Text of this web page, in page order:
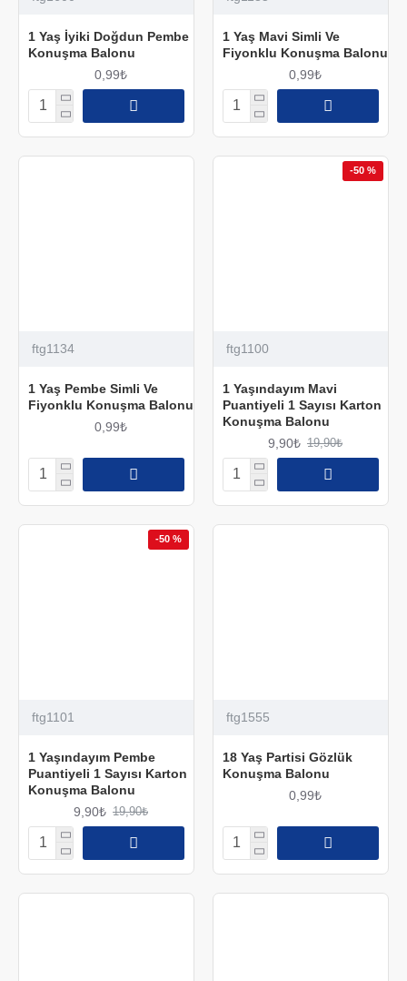
1 Yaş İyiki Doğdun Pembe
Konuşma Balonu
0,99₺
1 Yaş Mavi Simli Ve
Fiyonklu Konuşma Balonu
0,99₺
ftg1134
1 Yaş Pembe Simli Ve
Fiyonklu Konuşma Balonu
0,99₺
-50 %
ftg1100
1 Yaşındayım Mavi
Puantiyeli 1 Sayısı Karton
Konuşma Balonu
9,90₺ 19,90₺
-50 %
ftg1101
1 Yaşındayım Pembe
Puantiyeli 1 Sayısı Karton
Konuşma Balonu
9,90₺ 19,90₺
ftg1555
18 Yaş Partisi Gözlük
Konuşma Balonu
0,99₺